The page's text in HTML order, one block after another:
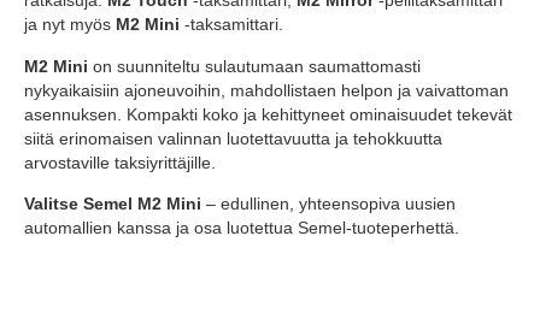
ja nyt myös M2 Mini -taksamittari.
M2 Mini on suunniteltu sulautumaan saumattomasti
nykyaikaisiin ajoneuvoihin, mahdollistaen helpon ja vaivattoman
asennuksen. Kompakti koko ja kehittyneet ominaisuudet tekevät
siitä erinomaisen valinnan luotettavuutta ja tehokkuutta
arvostaville taksiyrittäjille.
Valitse Semel M2 Mini – edullinen, yhteensopiva uusien
automallien kanssa ja osa luotettua Semel-tuoteperhettä.